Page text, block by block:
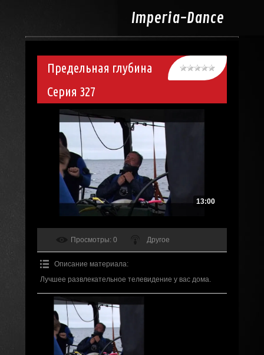
Imperia-Dance
Предельная глубина
Серия 327
13:00
Просмотры: 0 Другое
Описание материала:
Лучшее развлекательное телевидение у вас дома.